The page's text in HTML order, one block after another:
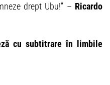
drept Ubu!” – Ricardo
ă cu subtitrare în limbile